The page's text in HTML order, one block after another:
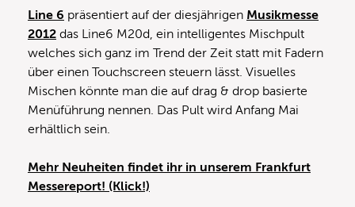
Line 6 präsentiert auf der diesjährigen Musikmesse
2012 das Line6 M20d, ein intelligentes Mischpult
welches sich ganz im Trend der Zeit statt mit Fadern
über einen Touchscreen steuern lässt. Visuelles
Mischen könnte man die auf drag & drop basierte
Menüführung nennen. Das Pult wird Anfang Mai
erhältlich sein.
Mehr Neuheiten findet ihr in unserem Frankfurt
Messereport! (Klick!)